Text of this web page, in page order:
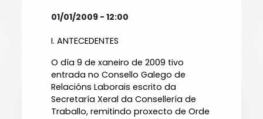
01/01/2009 - 12:00
I. ANTECEDENTES
O día 9 de xaneiro de 2009 tivo
entrada no Consello Galego de
Relacións Laborais escrito da
Secretaría Xeral da Consellería de
Traballo, remitindo proxecto de Orde